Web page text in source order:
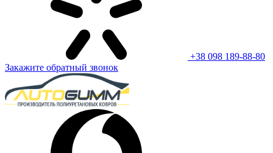
+38 098 189-88-80
Закажите обратный звонок